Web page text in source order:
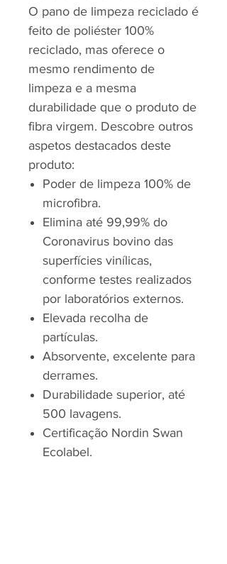
O pano de limpeza reciclado é
feito de poliéster 100%
reciclado, mas oferece o
mesmo rendimento de
limpeza e a mesma
durabilidade que o produto de
fibra virgem. Descobre outros
aspetos destacados deste
produto:
Poder de limpeza 100% de
microfibra.
Elimina até 99,99% do
Coronavirus bovino das
superfícies vinílicas,
conforme testes realizados
por laboratórios externos.
Elevada recolha de
partículas.
Absorvente, excelente para
derrames.
Durabilidade superior, até
500 lavagens.
Certificação Nordin Swan
Ecolabel.